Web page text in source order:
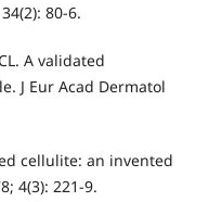
80-6.
A validated
J Eur Acad Dermatol
cellulite: an invented
4(3): 221-9.